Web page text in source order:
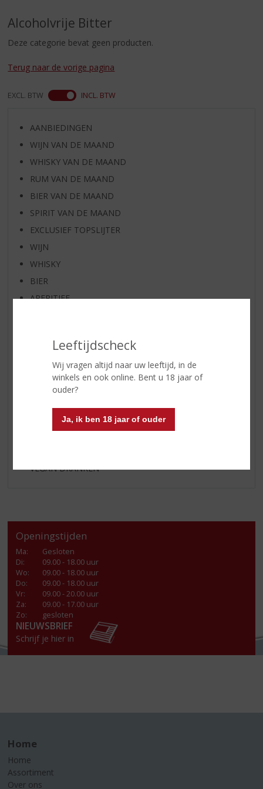
r
i
g
n
a
Leeftijdscheck
Wij vragen altijd naar uw leeftijd, in de
winkels en ook online. Bent u 18 jaar of
ouder?
Ja, ik ben 18 jaar of ouder
Alcoholvrije Bitter
Deze categorie bevat geen producten.
Terug naar de vorige pagina
EXCL. BTW INCL. BTW
AANBIEDINGEN
WIJN VAN DE MAAND
WHISKY VAN DE MAAND
RUM VAN DE MAAND
BIER VAN DE MAAND
SPIRIT VAN DE MAAND
EXCLUSIEF TOPSLIJTER
WIJN
WHISKY
BIER
APERITIEF
KANT EN KLAAR
FRISDRANK
ETENSWAREN
GESCHENKVERPAKKING
(RELATIE)GESCHENKEN
VEGAN DRANKEN
Openingstijden
Ma:
Gesloten
Di:
09.00 - 18.00 uur
Wo:
09.00 - 18.00 uur
Do:
09.00 - 18.00 uur
Vr:
09.00 - 20.00 uur
Za:
09.00 - 17.00 uur
Zo:
gesloten
NIEUWSBRIEF
Schrijf je hier in
Home
Home
Assortiment
Over ons